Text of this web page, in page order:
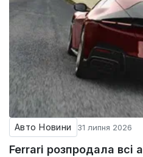
Авто Новини 31 липня 2026
Ferrari розпродала всі